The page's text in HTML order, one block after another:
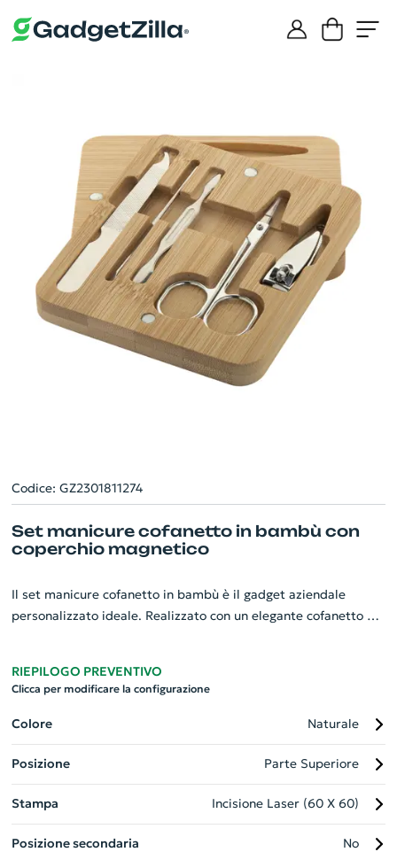
Codice: GZ2301811274
Set manicure cofanetto in bambù con
coperchio magnetico
Il set manicure cofanetto in bambù è il gadget aziendale
personalizzato ideale. Realizzato con un elegante cofanetto di
Include forbici di precisione, tagliaunghie robusto, lima per
logo aziendale può essere splendidamente inciso sul
cofanetto, rendendolo un regalo aziendale memorabile e
funzionale.
RIEPILOGO PREVENTIVO
Clicca per modificare la configurazione
Colore Naturale
Posizione Parte Superiore
Stampa Incisione Laser (60 X 60)
Posizione secondaria No